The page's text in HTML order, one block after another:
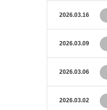
2026.03.16
2026.03.09
2026.03.06
2026.03.02